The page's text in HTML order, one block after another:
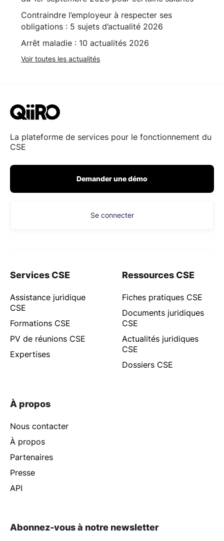
Contraindre l’employeur à respecter ses
obligations : 5 sujets d’actualité 2026
Arrêt maladie : 10 actualités 2026
Voir toutes les actualités
La plateforme de services pour le fonctionnement du
CSE
Demander une démo
Se connecter
Services CSE
Assistance juridique
CSE
Formations CSE
PV de réunions CSE
Expertises
Ressources CSE
Fiches pratiques CSE
Documents juridiques
CSE
Actualités juridiques
CSE
Dossiers CSE
À propos
Nous contacter
À propos
Partenaires
Presse
API
Abonnez-vous à notre newsletter